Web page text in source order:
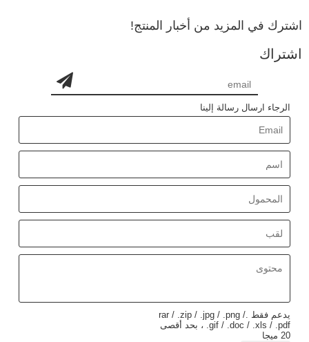
اشترك في المزيد من أخبار المنتج!
اشتراك
الرجاء ارسال رسالة إلينا
يدعم فقط .rar / .zip / .jpg / .png /
.gif / .doc / .xls / .pdf ، بحد أقصى
20 ميجا